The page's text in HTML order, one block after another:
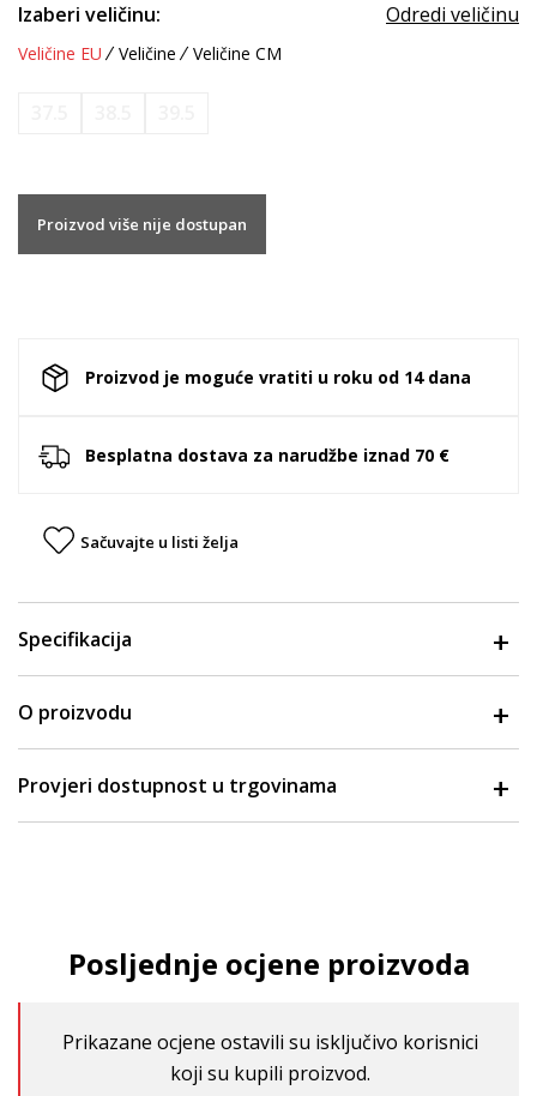
Izaberi veličinu: Odredi veličinu
Veličine EU Veličine Veličine CM
Proizvod više nije dostupan
Proizvod je moguće vratiti u roku od 14 dana
Besplatna dostava za narudžbe iznad 70 €
Sačuvajte u listi želja
Specifikacija
O proizvodu
Provjeri dostupnost u trgovinama
Posljednje ocjene proizvoda
Prikazane ocjene ostavili su isključivo korisnici
koji su kupili proizvod.